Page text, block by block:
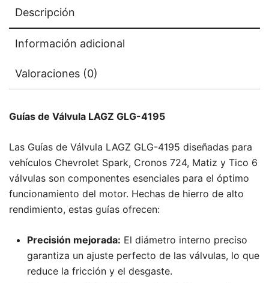
Descripción
Información adicional
Valoraciones (0)
Guías de Válvula LAGZ GLG-4195
Las Guías de Válvula LAGZ GLG-4195 diseñadas para
vehículos Chevrolet Spark, Cronos 724, Matiz y Tico 6
válvulas son componentes esenciales para el óptimo
funcionamiento del motor. Hechas de hierro de alto
rendimiento, estas guías ofrecen:
Precisión mejorada: El diámetro interno preciso
garantiza un ajuste perfecto de las válvulas, lo que
reduce la fricción y el desgaste.